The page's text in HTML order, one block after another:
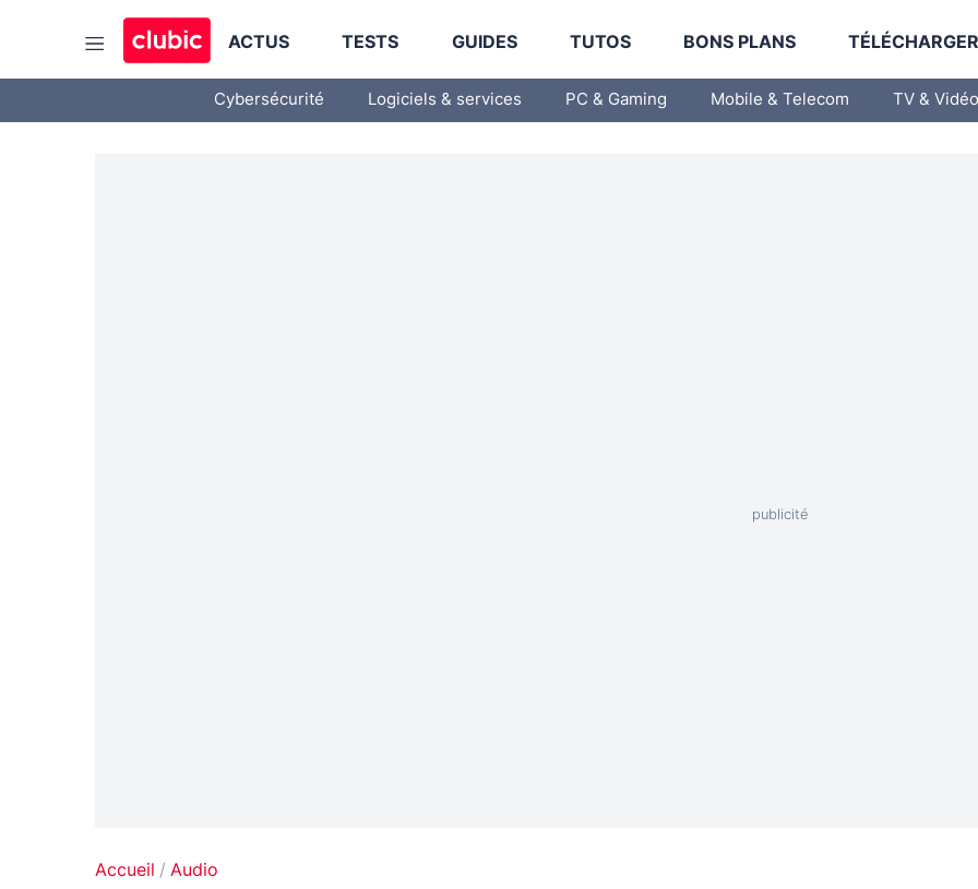
ACTUS TESTS GUIDES TUTOS BONS PLANS
Cybersécurité Logiciels & services PC & Gaming Mobile & Telecom TV & Vidéo
Accueil Audio